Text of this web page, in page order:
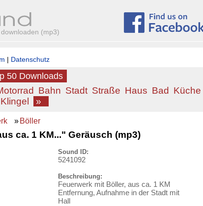
(mp3)
| Datenschutz
50 Downloads
Bahn Stadt Straße Haus Bad Küche
Klingel »
» Böller
ca. 1 KM..." Geräusch (mp3)
Sound ID:
5241092
Beschreibung:
Feuerwerk mit Böller, aus ca. 1 KM
Entfernung, Aufnahme in der Stadt mit
Hall